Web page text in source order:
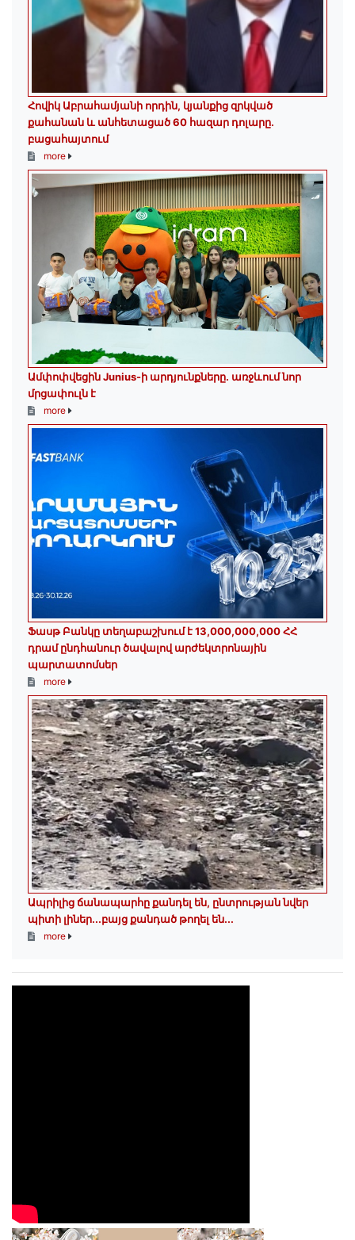
Հովիկ Աբրահամյանի որդին, կյանքից զրկված
քահանան և անհետացած 60 հազար դոլարը․
բացահայտում
more
Ամփոփվեցին Junius-ի արդյունքները․ առջևում նոր
մրցափուլն է
more
Ֆասթ Բանկը տեղաբաշխում է 13,000,000,000 ՀՀ
դրամ ընդհանուր ծավալով արժեկտրոնային
պարտատոմսեր
more
Ապրիլից ճանապարհը քանդել են, ընտրության նվեր
պիտի լիներ․․․բայց քանդած թողել են․․․​​​​​​​
more